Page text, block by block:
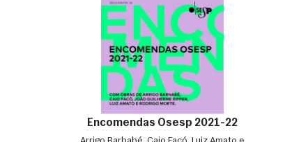
Encomendas Osesp 2021-22